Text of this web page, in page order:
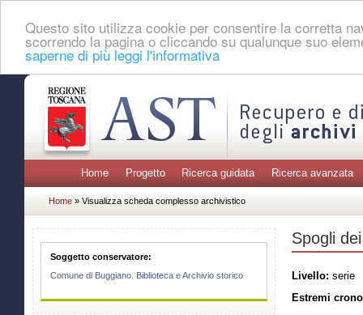
Questo sito utilizza cookie per consentire la corretta
scorrendo la pagina o cliccando su qualunque suo
saperne di più leggi l'informativa
Home Progetto Ricerca guidata Ricerca avanzata
Home » Visualizza scheda complesso archivistico
Soggetto conservatore:
Comune di Buggiano. Biblioteca e Archivio storico
Spogli
Livello: serie
Estremi